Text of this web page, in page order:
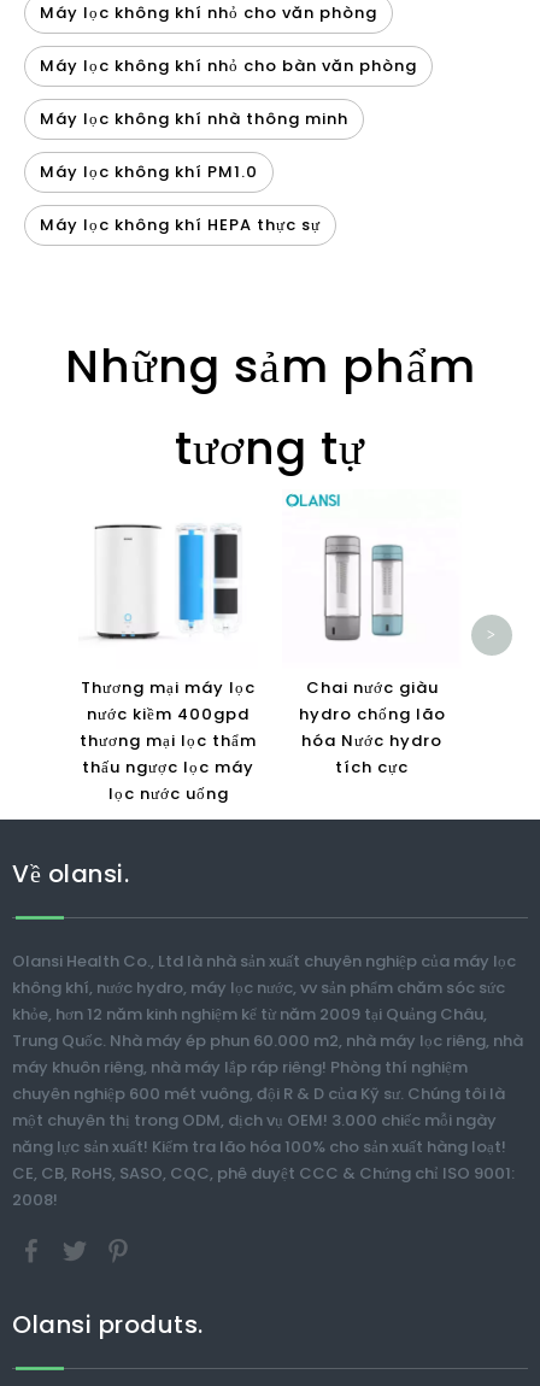
Máy lọc không khí nhỏ cho văn phòng
Máy lọc không khí nhỏ cho bàn văn phòng
Máy lọc không khí nhà thông minh
Máy lọc không khí PM1.0
Máy lọc không khí HEPA thực sự
Những sảm phẩm
tương tự
Thương mại máy lọc
nước kiềm 400gpd
thương mại lọc thẩm
thấu ngược lọc máy
lọc nước uống
Chai nước giàu
hydro chống lão
hóa Nước hydro
tích cực
>
Về olansi.
Olansi Health Co., Ltd là nhà sản xuất chuyên nghiệp của máy lọc
không khí, nước hydro, máy lọc nước, vv sản phẩm chăm sóc sức
khỏe, hơn 12 năm kinh nghiệm kể từ năm 2009 tại Quảng Châu,
Trung Quốc. Nhà máy ép phun 60.000 m2, nhà máy lọc riêng, nhà
máy khuôn riêng, nhà máy lắp ráp riêng! Phòng thí nghiệm
chuyên nghiệp 600 mét vuông, đội R & D của Kỹ sư. Chúng tôi là
một chuyên thị trong ODM, dịch vụ OEM! 3.000 chiếc mỗi ngày
năng lực sản xuất! Kiểm tra lão hóa 100% cho sản xuất hàng loạt!
CE, CB, RoHS, SASO, CQC, phê duyệt CCC & Chứng chỉ ISO 9001:
2008!
Olansi produts.